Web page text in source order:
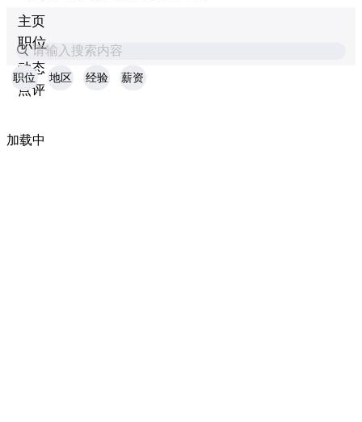
主页
职位
动态
点评
请输入搜索内容
职位 地区 经验 薪资
加载中